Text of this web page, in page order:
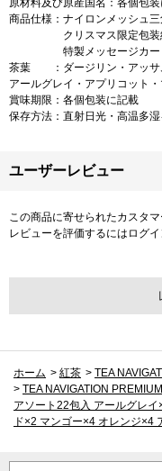
原材料及び原産国名：各個包
商品仕様：ナイロンメッシュ
クリスマス限定包装
特製メッセージカー
茶葉 ：ダージリン・アッサ
アールグレイ・アプリコット
賞味期限：各個包装に記載
保存方法：直射日光・高温多
ユーザーレビュー
この商品に寄せられたカスタ
レビューを評価するには ログイ
ホーム > 紅茶 > TEA
> TEA NAVIGATION
アソート22包入 アールグレ
ド×2 マンゴー×4 オレンジ×4